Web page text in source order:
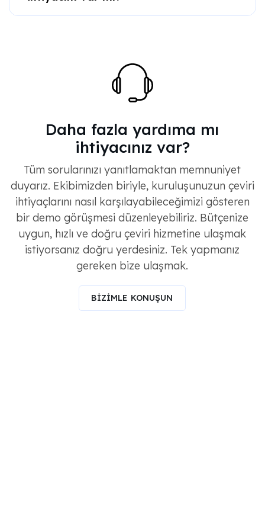
ihtiyacınız var?
Tüm sorularınızı yanıtlamaktan memnuniyet
duyarız. Ekibimizden biriyle, kuruluşunuzun çeviri
ihtiyaçlarını nasıl karşılayabileceğimizi gösteren
bir demo görüşmesi düzenleyebiliriz. Bütçenize
uygun, hızlı ve doğru çeviri hizmetine ulaşmak
istiyorsanız doğru yerdesiniz. Tek yapmanız
gereken bize ulaşmak.
BİZİMLE KONUŞUN